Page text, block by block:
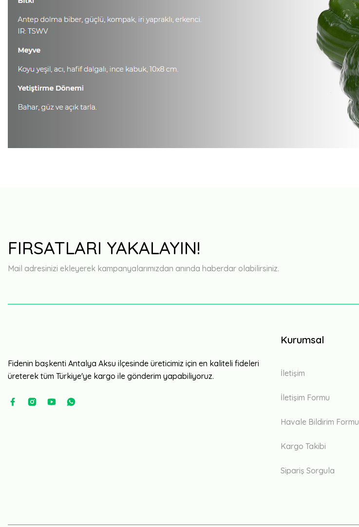
FIRSATLARI YAKALAYIN!
Mail adresinizi ekleyerek kampanyalarımızdan anında haberdar olabilirsiniz.
Fidenin başkenti Antalya Aksu ilçesinde üreticimiz için en kaliteli fideleri
üreterek tüm Türkiye'ye kargo ile gönderim yapabiliyoruz.
Kurumsal
İletişim
İletişim Formu
Havale Bildirim Formu
Kargo Takibi
Sipariş Sorgula